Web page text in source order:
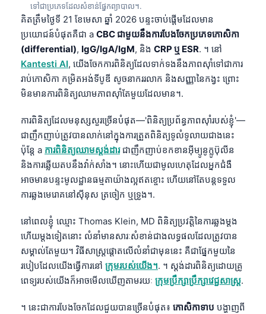
ទៅជាប្រភេទដែលសំខាន់ផ្នែកព្យាបាល។.
គិតត្រឹមថ្ងៃទី 21 ខែមេសា ឆ្នាំ 2026 បន្ទះចាប់ផ្តើមដែលមាន
ប្រយោជន៍បំផុតគឺជា a CBC ជាមួយនឹងការបែងចែកប្រភេទកោសិកា
(differential), IgG/IgA/IgM, និង CRP ឬ ESR. ។ នៅ
Kantesti AI, យើងចែកការពិនិត្យដែលទាក់ទងនឹងភាពស៊ាំទៅជាការ
រាប់កោសិកា កម្រិតអង់ទីបូឌី សូចនាកររលាក និងសញ្ញានៃកង្វះ ព្រោះ
មិនមានការពិនិត្យឈាមភាពស៊ាំតែមួយដែលមាន។.
ការពិនិត្យដែលមនុស្សសួរច្រើនបំផុត—'ពិនិត្យប្រព័ន្ធភាពស៊ាំរបស់ខ្ញុំ'—
ជាញឹកញាប់ត្រូវបានលាក់នៅក្នុងការត្រួតពិនិត្យទូលំទូលាយជាងនេះ
ប៉ុន្តែ a ការពិនិត្យឈាមស្តង់ដារជាញឹកញាប់ខកខានអ៊ីម្យូនូក្លូប៊ុលីន
និងការឆ្លើយតបនឹងវ៉ាក់សាំង។ នោះហើយជាមូលហេតុដែលអ្នកជំងឺ
អាចមានបន្ទះមូលដ្ឋានធម្មតាយ៉ាងល្អឥតខ្ចោះ ហើយនៅតែបន្តទទួល
ការឆ្លងមេរោគនៅស៊ីនុស ត្រចៀក ឬទ្រូង។.
នៅពេលខ្ញុំ ឈ្មោះ Thomas Klein, MD ពិនិត្យប្រវត្តិនៃការឆ្លងម្តង
ហើយម្តងទៀតនោះ លំនាំមានសារៈសំខាន់ជាងលទ្ធផលដែលត្រូវបាន
សម្គាល់តែមួយ។ វិធីសាស្ត្រផ្តោតលើលំនាំជាមុននេះ គឺជាផ្នែកមួយនៃ
របៀបដែលយើងធ្វើការនៅ ក្រុមរបស់យើង។. ។ ស្តង់ដារពិនិត្យដោយគ្រូ
ពេទ្យរបស់យើងក៏អាចមើលឃើញតាមរយៈ ក្រុមប្រឹក្សាប្រឹក្សាវេជ្ជសាស្ត្រ.
។ នេះជាការបែងចែកដែលជួយបានច្រើនបំផុត៖ កោសិកាទាប បង្ហាញពី